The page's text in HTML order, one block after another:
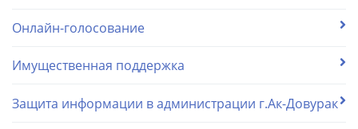
Онлайн-голосование
Имущественная поддержка
Защита информации в администрации г.Ак-Довурак